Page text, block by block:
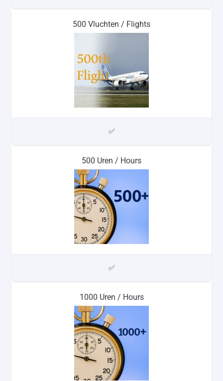
500 Vluchten / Flights
✅
500 Uren / Hours
✅
1000 Uren / Hours